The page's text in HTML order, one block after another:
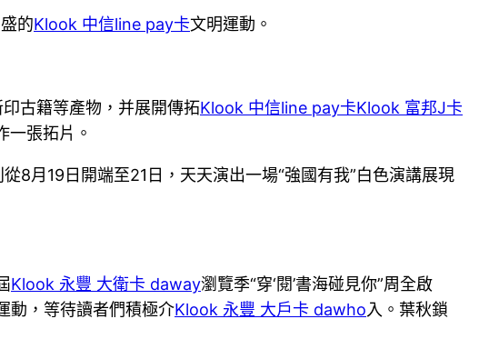
的Klook 中信line pay卡文明運動。
古籍等產物，并展開傳拓Klook 中信line pay卡Klook 富邦J卡
一張拓片。
8月19日開端至21日，天天演出一場“強國有我”白色演講展現
Klook 永豐 大衛卡 daway瀏覽季“穿‘閱’書海碰見你”周全啟
動，等待讀者們積極介Klook 永豐 大戶卡 dawho入。葉秋鎖